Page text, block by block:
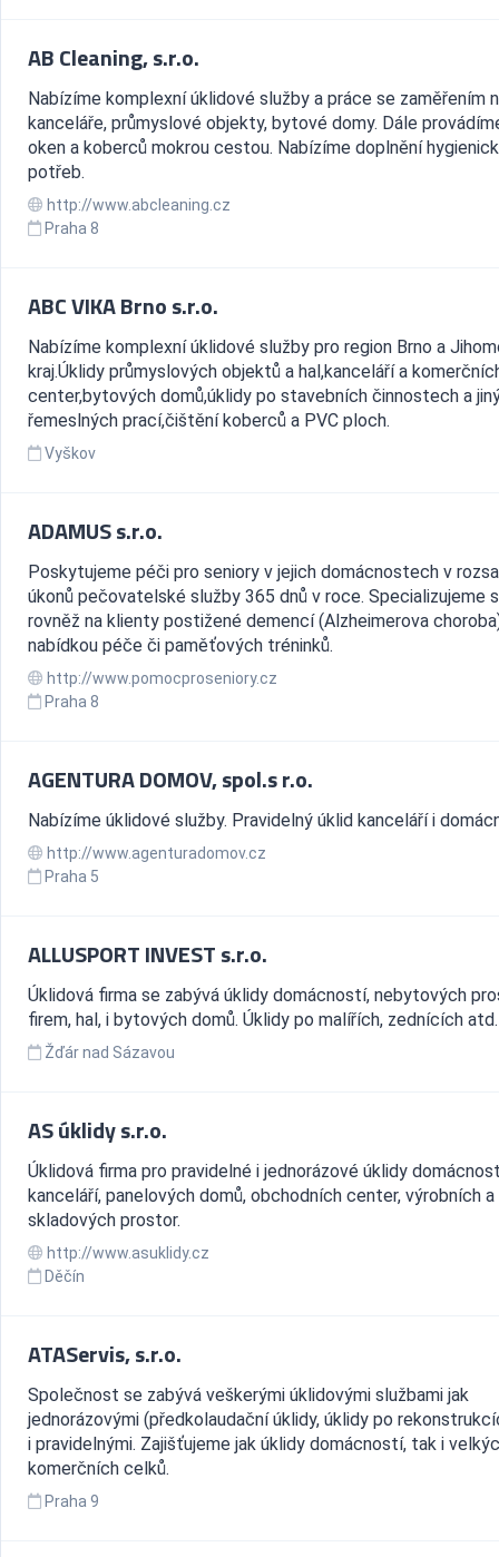
AB Cleaning, s.r.o.
Nabízíme komplexní úklidové služby a práce se zaměřením
kanceláře, průmyslové objekty, bytové domy. Dále
oken a koberců mokrou cestou. Nabízíme doplnění
potřeb.
http://www.abcleaning.cz
Praha 8
ABC VIKA Brno s.r.o.
Nabízíme komplexní úklidové služby pro region Brno a
kraj.Úklidy průmyslových objektů a hal,kanceláří a
center,bytových domů,úklidy po stavebních činnostech a
řemeslných prací,čištění koberců a PVC ploch.
Vyškov
ADAMUS s.r.o.
Poskytujeme péči pro seniory v jejich domácnostech v
úkonů pečovatelské služby 365 dnů v roce. Specializujeme
rovněž na klienty postižené demencí (Alzheimerova
nabídkou péče či paměťových tréninků.
http://www.pomocproseniory.cz
Praha 8
AGENTURA DOMOV, spol.s r.o.
Nabízíme úklidové služby. Pravidelný úklid kanceláří i
http://www.agenturadomov.cz
Praha 5
ALLUSPORT INVEST s.r.o.
Úklidová firma se zabývá úklidy domácností, nebytových
firem, hal, i bytových domů. Úklidy po malířích, zednících atd.
Žďár nad Sázavou
AS úklidy s.r.o.
Úklidová firma pro pravidelné i jednorázové úklidy
kanceláří, panelových domů, obchodních center, výrobních a
skladových prostor.
http://www.asuklidy.cz
Děčín
ATAServis, s.r.o.
Společnost se zabývá veškerými úklidovými službami jak
jednorázovými (předkolaudační úklidy, úklidy po
i pravidelnými. Zajišťujeme jak úklidy domácností, tak i
komerčních celků.
Praha 9